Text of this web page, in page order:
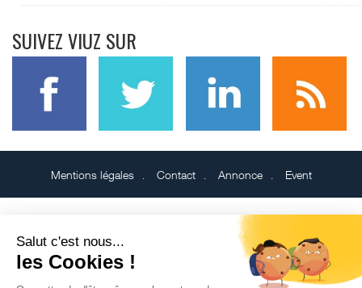
Salut c'est nous...
les Cookies !
SUIVEZ VIUZ SUR
Mentions légales Contact Annonce Event